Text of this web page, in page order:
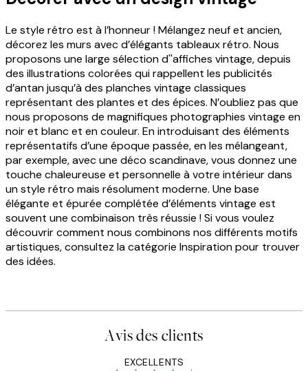
Le style rétro est à l’honneur ! Mélangez neuf et ancien,
décorez les murs avec d’élégants tableaux rétro. Nous
proposons une large sélection d''affiches vintage, depuis
des illustrations colorées qui rappellent les publicités
d’antan jusqu’à des planches vintage classiques
représentant des plantes et des épices. N’oubliez pas que
nous proposons de magnifiques photographies vintage en
noir et blanc et en couleur. En introduisant des éléments
représentatifs d’une époque passée, en les mélangeant,
par exemple, avec une déco scandinave, vous donnez une
touche chaleureuse et personnelle à votre intérieur dans
un style rétro mais résolument moderne. Une base
élégante et épurée complétée d’éléments vintage est
souvent une combinaison très réussie ! Si vous voulez
découvrir comment nous combinons nos différents motifs
artistiques, consultez la catégorie Inspiration pour trouver
des idées.
Avis des clients
EXCELLENTS